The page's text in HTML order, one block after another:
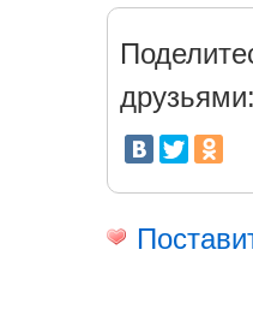
друзьями: